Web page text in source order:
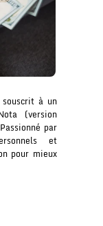
à un
(version
par
et
pour mieux